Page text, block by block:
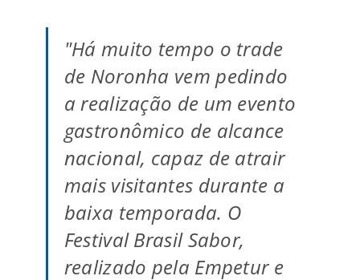
"Há muito tempo o trade
de Noronha vem pedindo
a realização de um evento
gastronômico de alcance
nacional, capaz de atrair
mais visitantes durante a
baixa temporada. O
Festival Brasil Sabor,
realizado pela Empetur e